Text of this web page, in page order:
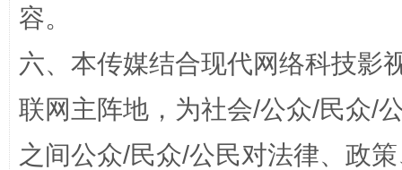
容。
六、本传媒结合现代网络科技影
联网主阵地，为社会/公众/民众/
之间公众/民众/公民对法律、政